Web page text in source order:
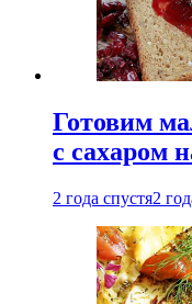
Готовим
с сахаром
2 года спустя2